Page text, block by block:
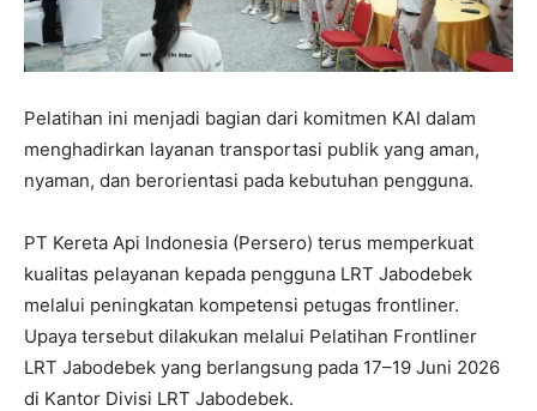
Pelatihan ini menjadi bagian dari komitmen KAI dalam
menghadirkan layanan transportasi publik yang aman,
nyaman, dan berorientasi pada kebutuhan pengguna.
PT Kereta Api Indonesia (Persero) terus memperkuat
kualitas pelayanan kepada pengguna LRT Jabodebek
melalui peningkatan kompetensi petugas frontliner.
Upaya tersebut dilakukan melalui Pelatihan Frontliner
LRT Jabodebek yang berlangsung pada 17–19 Juni 2026
di Kantor Divisi LRT Jabodebek.